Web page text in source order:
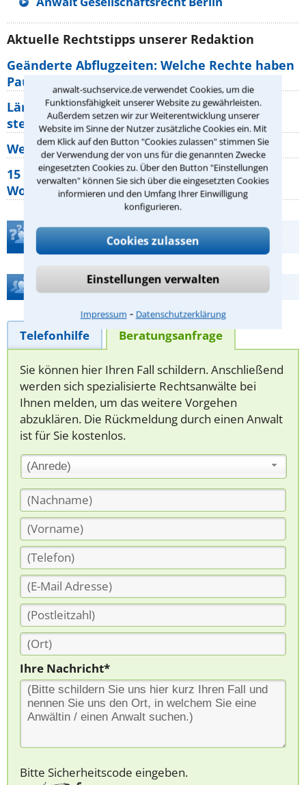
anwalt-suchservice.de verwendet Cookies, um die
Funktionsfähigkeit unserer Website zu gewährleisten.
Außerdem setzen wir zur Weiterentwicklung unserer
Website im Sinne der Nutzer zusätzliche Cookies ein. Mit
dem Klick auf den Button "Cookies zulassen" stimmen Sie
der Verwendung der von uns für die genannten Zwecke
eingesetzten Cookies zu. Über den Button "Einstellungen
verwalten" können Sie sich über die eingesetzten Cookies
informieren und den Umfang Ihrer Einwilligung
konfigurieren.
Cookies zulassen
Einstellungen verwalten
Impressum ⁃ Datenschutzerklärung
Aktuelle Rechtstipps unserer Redaktion
Geänderte Abflugzeiten: Welche Rechte haben
Pauschalurlauber?
Lärm von den Nachbarn: Welche Rechte
stehen mir zu?
Wer muss Zweitwohnungssteuer zahlen?
15 elementare Rechte, die jeder
Wohnungseigentümer kennen sollte
Teste Dein Rechtswissen
Hilfe bei Ihrer Anwaltsuche?
Telefonhilfe Beratungsanfrage
Sie können hier Ihren Fall schildern. Anschließend
werden sich spezialisierte Rechtsanwälte bei
Ihnen melden, um das weitere Vorgehen
abzuklären. Die Rückmeldung durch einen Anwalt
ist für Sie kostenlos.
(Anrede)
Ihre Nachricht*
Bitte Sicherheitscode eingeben.